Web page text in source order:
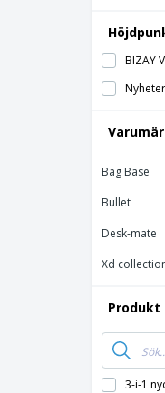
BIZAY
Nyheter
Bag Base
Bullet
Desk-mate
Xd
Produkt
3-i-1